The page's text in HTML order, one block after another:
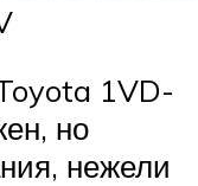
1VD-
но
нежели